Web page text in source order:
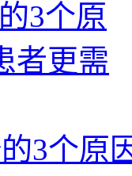
3个原